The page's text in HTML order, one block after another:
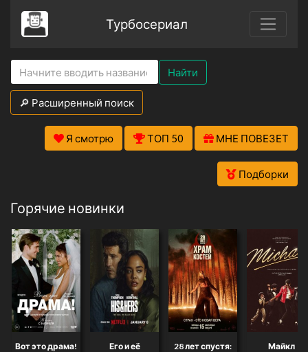
Турбосериал
Найти
🔎 Расширенный поиск
Я смотрю ТОП 50 МНЕ ПОВЕЗЕТ
Подборки
Горячие новинки
Вот это драма! Его и её
28 лет спустя:
Майкл